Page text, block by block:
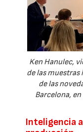
Ken Hanulec,
de las
de las
Barcelona, en
Inteligencia